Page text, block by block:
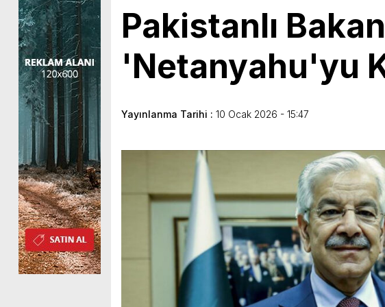
Pakistanlı
'Netanyahu'yu
Yayınlanma Tarihi : 10 Ocak 2026 - 15:47